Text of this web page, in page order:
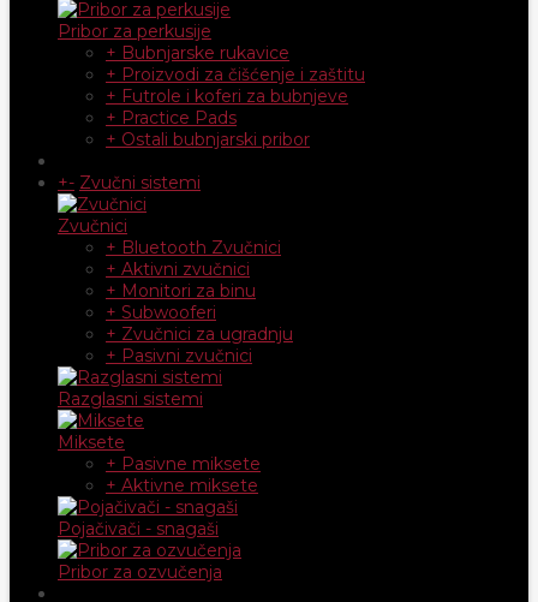
Pribor za perkusije
+ Bubnjarske rukavice
+ Proizvodi za čišćenje i zaštitu
+ Futrole i koferi za bubnjeve
+ Practice Pads
+ Ostali bubnjarski pribor
+- Zvučni sistemi
Zvučnici
+ Bluetooth Zvučnici
+ Aktivni zvučnici
+ Monitori za binu
+ Subwooferi
+ Zvučnici za ugradnju
+ Pasivni zvučnici
Razglasni sistemi
Miksete
+ Pasivne miksete
+ Aktivne miksete
Pojačivači - snagaši
Pribor za ozvučenja